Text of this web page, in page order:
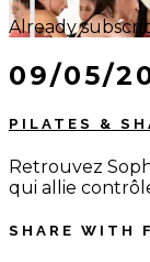
Already
09/05/
PILATES &
Retrouvez
qui allie
SHARE WITH